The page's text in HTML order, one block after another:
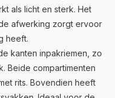
als licht en sterk. Het
afwerking zorgt ervoor
heeft.
kanten inpakriemen, zo
Beide compartimenten
rits. Bovendien heeft